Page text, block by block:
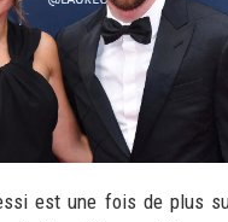
est une fois de plus